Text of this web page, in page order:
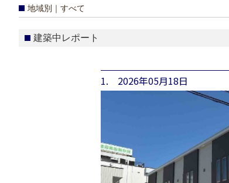
地域別｜すべて
建築中レポート
1. 2026年05月18日